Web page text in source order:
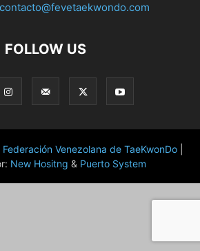
contacto@fevetaekwondo.com
FOLLOW US
Federación Venezolana de TaeKwonDo
New Hositng & Puerto System